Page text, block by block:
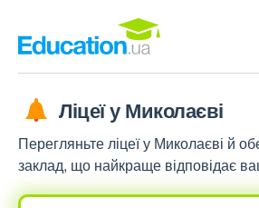
Ліцеї у Миколаєві
Перегляньте ліцеї у Миколаєві й
заклад, що найкраще відповідає